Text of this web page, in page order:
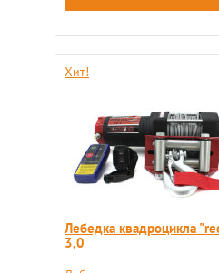
Хит!
Лебедка квадроцикла
3,0